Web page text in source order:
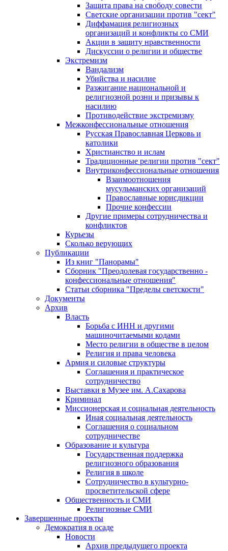
Защита права на свободу совести
Светские организации против "сект"
Диффамация религиозных
организаций и конфликты со СМИ
Акции в защиту нравственности
Дискуссии о религии и обществе
Экстремизм
Вандализм
Убийства и насилие
Разжигание национальной и
религиозной розни и призывы к
насилию
Противодействие экстремизму
Межконфессиональные отношения
Русская Православная Церковь и
католики
Христианство и ислам
Традиционные религии против "сект"
Внутриконфессиональные отношения
Взаимоотношения
мусульманских организаций
Православные юрисдикции
Прочие конфессии
Другие примеры сотрудничества и
конфликтов
Курьезы
Сколько верующих
Публикации
Из книг "Панорамы"
Сборник "Преодолевая государственно -
конфессиональные отношения"
Статьи сборника "Пределы светскости"
Документы
Архив
Власть
Борьба с ИНН и другими
машиночитаемыми кодами
Место религии в обществе в целом
Религия и права человека
Армия и силовые структуры
Соглашения и практическое
сотрудничество
Выставки в Музее им. А.Сахарова
Криминал
Миссионерская и социальная деятельность
Иная социальная деятельность
Соглашения о социальном
сотрудничестве
Образование и культура
Государственная поддержка
религиозного образования
Религия в школе
Сотрудничество в культурно-
просветительской сфере
Общественность и СМИ
Религиозные СМИ
Завершенные проекты
Демократия в осаде
Новости
Архив предыдущего проекта